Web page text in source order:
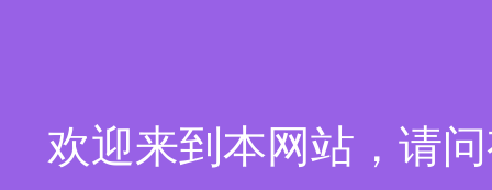
欢迎来到本网站，请